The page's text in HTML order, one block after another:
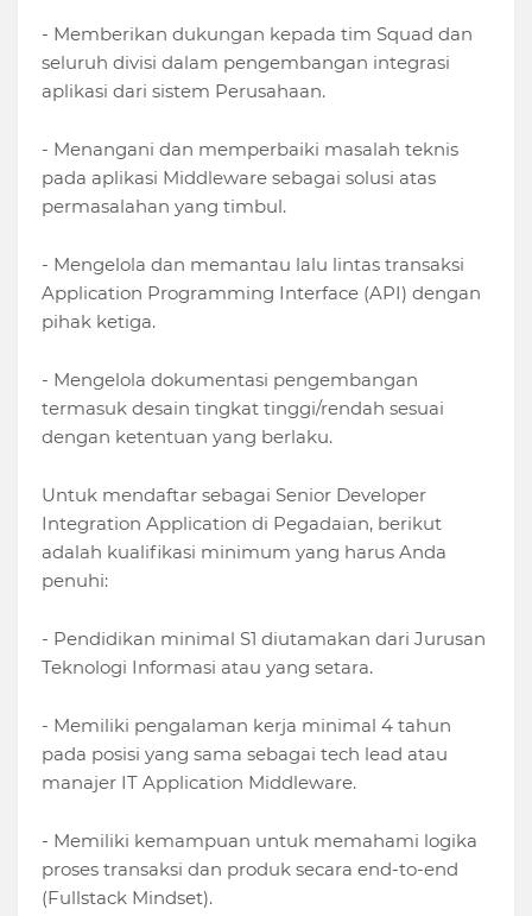
- Memberikan dukungan kepada tim Squad dan
seluruh divisi dalam pengembangan integrasi
aplikasi dari sistem Perusahaan.
- Menangani dan memperbaiki masalah teknis
pada aplikasi Middleware sebagai solusi atas
permasalahan yang timbul.
- Mengelola dan memantau lalu lintas transaksi
Application Programming Interface (API) dengan
pihak ketiga.
- Mengelola dokumentasi pengembangan
termasuk desain tingkat tinggi/rendah sesuai
dengan ketentuan yang berlaku.
Untuk mendaftar sebagai Senior Developer
Integration Application di Pegadaian, berikut
adalah kualifikasi minimum yang harus Anda
penuhi:
- Pendidikan minimal S1 diutamakan dari Jurusan
Teknologi Informasi atau yang setara.
- Memiliki pengalaman kerja minimal 4 tahun
pada posisi yang sama sebagai tech lead atau
manajer IT Application Middleware.
- Memiliki kemampuan untuk memahami logika
proses transaksi dan produk secara end-to-end
(Fullstack Mindset).